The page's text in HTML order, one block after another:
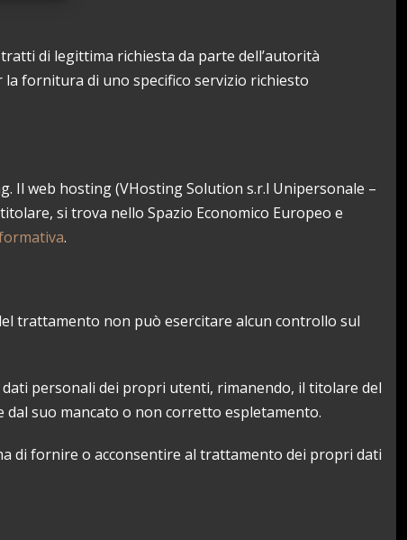
di legittima richiesta da parte dell’autorità
fornitura di uno specifico servizio richiesto
Il web hosting (VHosting Solution s.r.l Unipersonale –
si trova nello Spazio Economico Europeo e
.
trattamento non può esercitare alcun controllo sul
personali dei propri utenti, rimanendo, il titolare del
suo mancato o non corretto espletamento.
di fornire o acconsentire al trattamento dei propri dati